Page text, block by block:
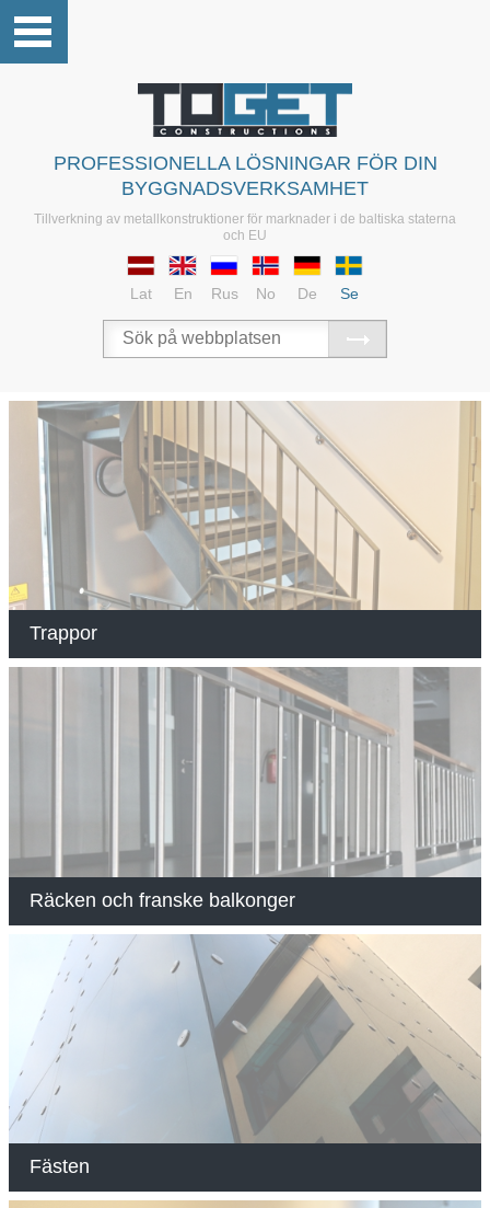
PROFESSIONELLA LÖSNINGAR FÖR DIN
BYGGNADSVERKSAMHET
Tillverkning av metallkonstruktioner för marknader i de baltiska staterna
och EU
Lat En Rus No De Se
Trappor
Räcken och franske balkonger
Fästen